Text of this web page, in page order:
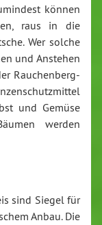
können
raus in die
Wer solche
und Anstehen
Rauchenberg-
und Gemüse
werden
sind Siegel für
Anbau. Die